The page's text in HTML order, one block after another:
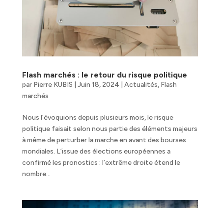
Flash marchés : le retour du risque politique
par Pierre KUBIS Juin 18, 2024 Actualités, Flash
marchés
Nous l’évoquions depuis plusieurs mois, le risque
politique faisait selon nous partie des éléments majeurs
à même de perturber la marche en avant des bourses
mondiales. L’issue des élections européennes a
confirmé les pronostics : l’extrême droite étend le
nombre...